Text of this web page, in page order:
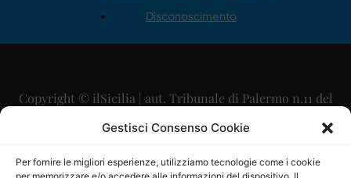
Gestisci Consenso Cookie
Per fornire le migliori esperienze, utilizziamo tecnologie come i cookie
Disconoscimento
Copyright © ilSicilia | aut. Tribunale di Palermo n.11 del
29/09/2015